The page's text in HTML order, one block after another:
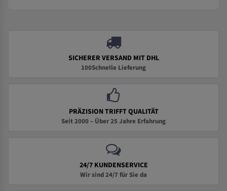
SICHERER VERSAND MIT DHL
100Schnelle Lieferung
PRÄZISION TRIFFT QUALITÄT
Seit 2000 – Über 25 Jahre Erfahrung
24/7 KUNDENSERVICE
Wir sind 24/7 für Sie da